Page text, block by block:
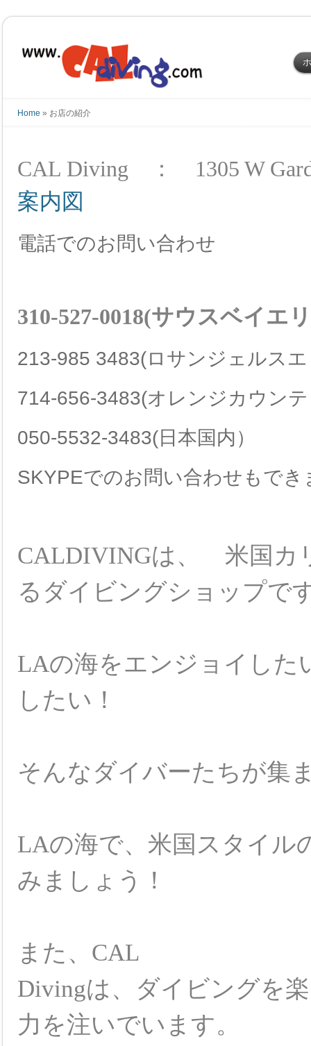
Home » お店の紹介
CAL Diving ： 1305 W
案内図
電話でのお問い合わせ
310-527-0018(サウスベイエ
213-985 3483(ロサンジェルス
714-656-3483(オレンジカウン
050-5532-3483(日本国内）
SKYPEでのお問い合わせもで
CALDIVINGは、 米国カ
るダイビングショップで
LAの海をエンジョイした
したい ！
そんなダイバーたちが集
LAの海で、米国スタイル
みましょう！
また、 CAL
Divingは、ダイビングを
力を注いでいます。